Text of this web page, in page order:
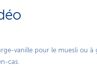
Play
vanille pour le muesli ou à
cas.